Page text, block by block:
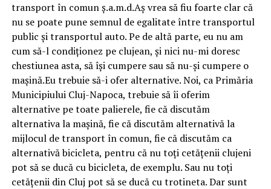
transport în comun ș.a.m.d.Aș vrea să fiu foarte clar că
nu se poate pune semnul de egalitate între transportul
public și transportul auto. Pe de altă parte, eu nu am
cum să-l condiționez pe clujean, și nici nu-mi doresc
chestiunea asta, să își cumpere sau să nu-și cumpere o
mașină.Eu trebuie să-i ofer alternative. Noi, ca Primăria
Municipiului Cluj-Napoca, trebuie să îi oferim
alternative pe toate palierele, fie că discutăm
alternativa la mașină, fie că discutăm alternativă la
mijlocul de transport în comun, fie că discutăm ca
alternativă bicicleta, pentru că nu toți cetățenii clujeni
pot să se ducă cu bicicleta, de exemplu. Sau nu toți
cetățenii din Cluj pot să se ducă cu trotineta. Dar sunt